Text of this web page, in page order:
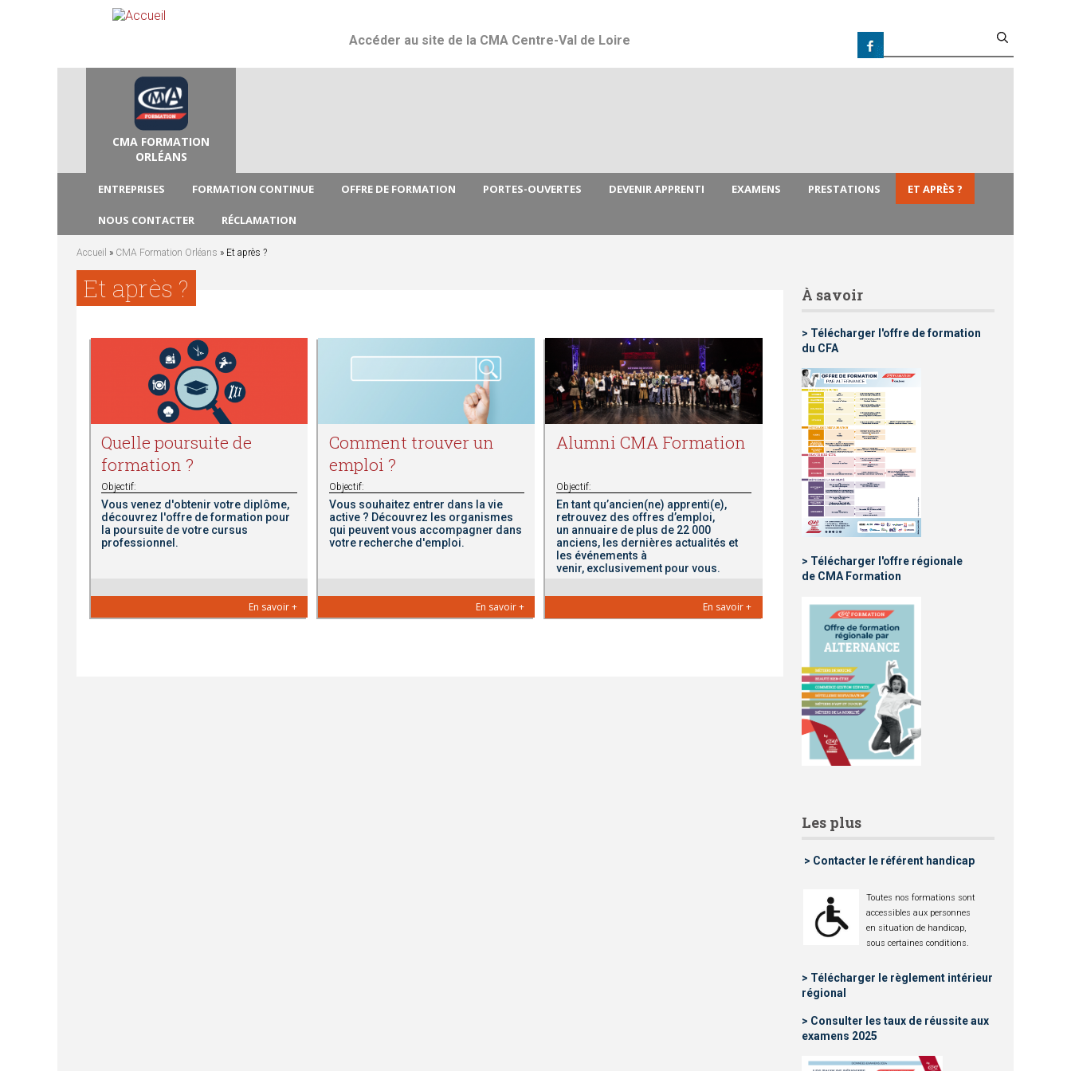
Accéder au site de la CMA Centre-Val de Loire
F
i
r
e
d
e
r
e
c
h
e
r
c
e
c
r
CMA FORMATION
ORLÉANS
ENTREPRISES FORMATION CONTINUE OFFRE DE FORMATION PORTES-OUVERTES DEVENIR APPRENTI EXAMENS PRESTATIONS ET APRÈS ?
NOUS CONTACTER RÉCLAMATION
V
o
Accueil » CMA Formation Orléans » Et après ?
Et après ?
Quelle poursuite de
formation ?
Objectif:
Vous venez d'obtenir votre diplôme,
découvrez l'offre de formation pour
la poursuite de votre cursus
professionnel.
En savoir +
Comment trouver un
emploi ?
Objectif:
Vous souhaitez entrer dans la vie
active ? Découvrez les organismes
qui peuvent vous accompagner dans
votre recherche d'emploi.
En savoir +
Alumni CMA Formation
Objectif:
En tant qu’ancien(ne) apprenti(e),
retrouvez des offres d’emploi,
un annuaire de plus de 22 000
anciens, les dernières actualités et
les événements à
venir, exclusivement pour vous.
En savoir +
À savoir
> Télécharger l'offre de formation
du CFA
> Télécharger l'offre régionale
de CMA Formation
Les plus
> Contacter le référent handicap
Toutes nos formations sont
accessibles aux personnes
en situation de handicap,
sous certaines conditions.
> Télécharger le règlement intérieur
régional
> Consulter les taux de réussite aux
examens 2025